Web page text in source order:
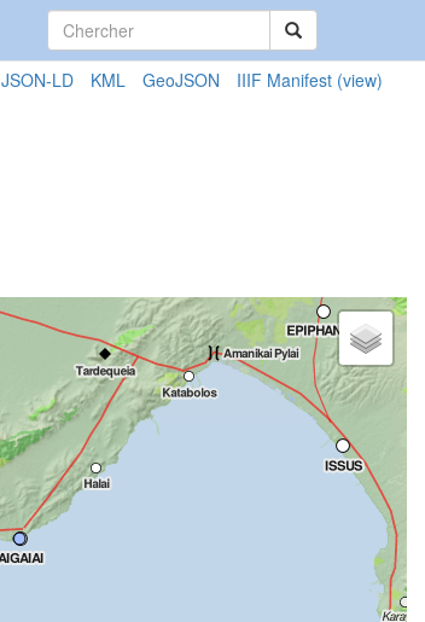
JSON-LD KML GeoJSON IIIF Manifest (view)